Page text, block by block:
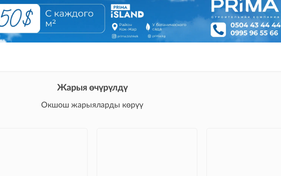
Жарыя өчүрүлдү
Окшош жарыяларды көрүү